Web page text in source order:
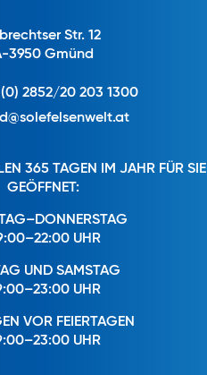
Str. 12
3950 Gmünd
2852/20 203 1300
365 TAGEN IM JAHR FÜR SIE
GEÖFFNET:
UHR
UND SAMSTAG
UHR
VOR FEIERTAGEN
UHR